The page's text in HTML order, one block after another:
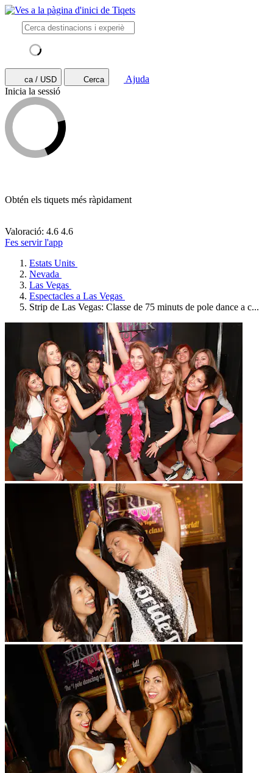
ca / USD Cerca
Ajuda
Inicia la sessió
Obtén els tiquets més ràpidament
Valoració: 4.6 4.6
Fes servir l'app
Estats Units
Nevada
Las Vegas
Espectacles a Las Vegas
Strip de Las Vegas: Classe de 75 minuts de pole dance a c...